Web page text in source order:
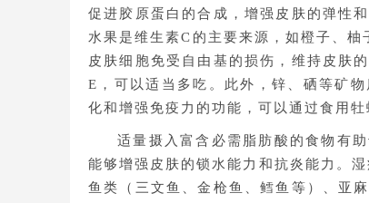
促进胶原蛋白的合成，增强皮肤的弹性
水果是维生素C的主要来源，如橙子、
皮肤细胞免受自由基的损伤，维持皮肤
E，可以适当多吃。此外，锌、硒等矿
化和增强免疫力的功能，可以通过食用
适量摄入富含必需脂肪酸的食物有
能够增强皮肤的锁水能力和抗炎能力。
鱼类（三文鱼、金枪鱼、鳕鱼等）、亚